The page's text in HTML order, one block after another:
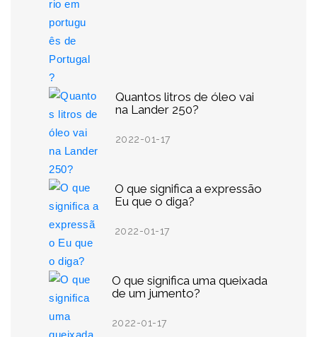
Quantos litros de óleo vai
na Lander 250?
2022-01-17
O que significa a expressão
Eu que o diga?
2022-01-17
O que significa uma queixada
de um jumento?
2022-01-17